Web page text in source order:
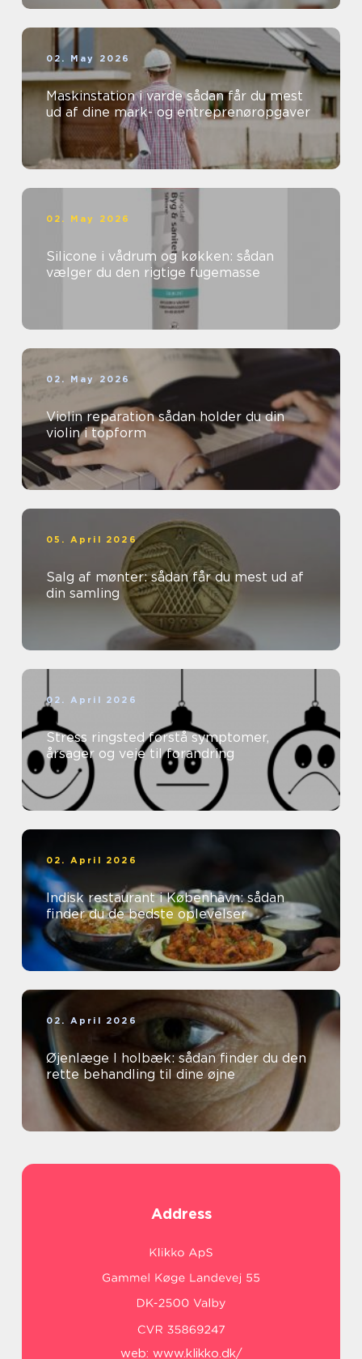
02. May 2026
Maskinstation i varde sådan får du mest
ud af dine mark- og entreprenøropgaver
02. May 2026
Silicone i vådrum og køkken: sådan
vælger du den rigtige fugemasse
02. May 2026
Violin reparation sådan holder du din
violin i topform
05. April 2026
Salg af mønter: sådan får du mest ud af
din samling
02. April 2026
Stress ringsted forstå symptomer,
årsager og veje til forandring
02. April 2026
Indisk restaurant i København: sådan
finder du de bedste oplevelser
02. April 2026
Øjenlæge I holbæk: sådan finder du den
rette behandling til dine øjne
Address
web: www.klikko.dk/